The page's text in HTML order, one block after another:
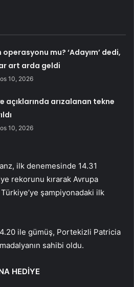
mu? ‘Adayım’ dedi,
art arda geldi
10, 2026
açıklarında arızalanan tekne
10, 2026
ilk denemesinde 14.31
rekorunu kırarak Avrupa
şampiyonadaki ilk
ile gümüş, Portekizli Patricia
sahibi oldu.
HEDİYE